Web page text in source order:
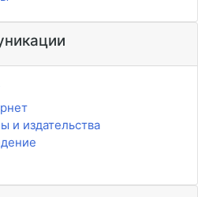
и издательства